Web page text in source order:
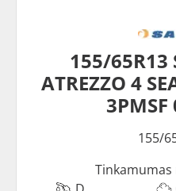
155/65R13
ATREZZO 4
3PMSF
155/